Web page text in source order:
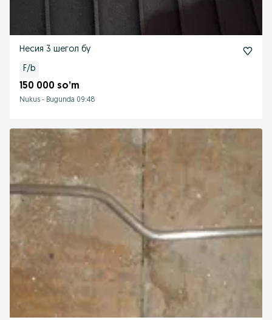
Несия 3 шегол бу
F/b
150 000 so’m
Nukus - Bugunda 09:48